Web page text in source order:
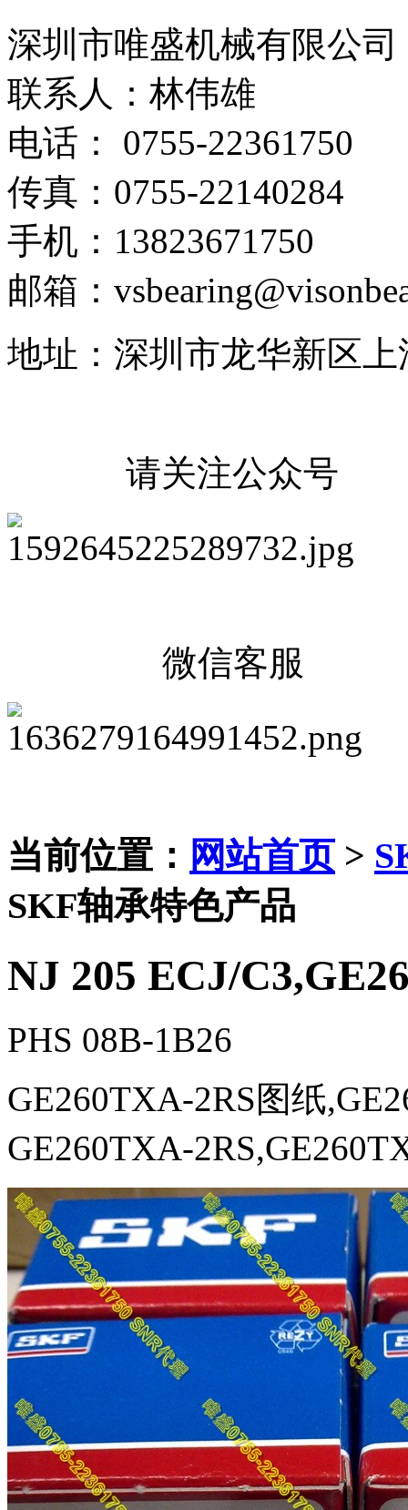
深圳市唯盛机械有限公司
联系人：林伟雄
电话： 0755-22361750
传真：0755-22140284
手机：13823671750
邮箱：
地址：深圳市龙华新区
请关注公众号
微信客服
当前位置： 网站首页>
SKF轴承特色产品
NJ 205 ECJ/
PHS 08B-1B26
GE260TXA-2RS图纸
GE260TXA-